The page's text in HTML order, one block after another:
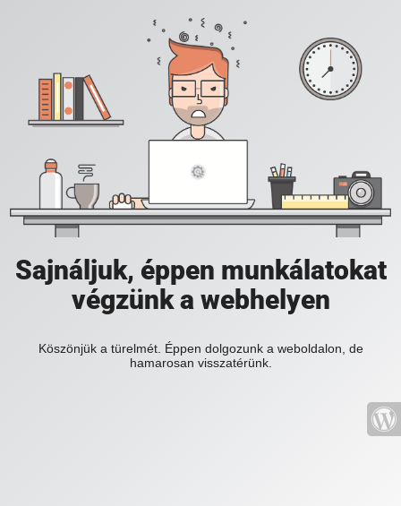
Sajnáljuk, éppen munkálatokat
végzünk a webhelyen
Köszönjük a türelmét. Éppen dolgozunk a weboldalon, de
hamarosan visszatérünk.